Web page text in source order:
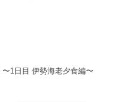
1日目 伊勢海老夕食編〜